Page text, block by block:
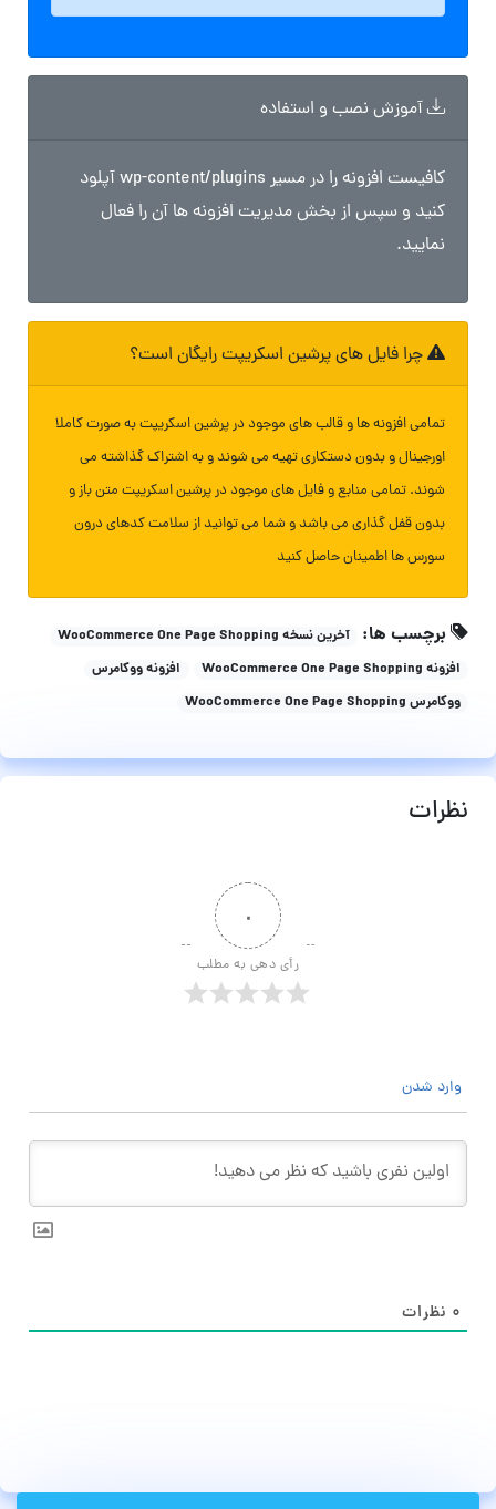
آموزش نصب و استفاده
کافیست افزونه را در مسیر wp-content/plugins آپلود
کنید و سپس از بخش مدیریت افزونه ها آن را فعال
نمایید.
چرا فایل های پرشین اسکریپت رایگان است؟
تمامی افزونه ها و قالب های موجود در پرشین اسکریپت به صورت کاملا
اورجینال و بدون دستکاری تهیه می شوند و به اشتراک گذاشته می
شوند. تمامی منابع و فایل های موجود در پرشین اسکریپت متن باز و
بدون قفل گذاری می باشد و شما می توانید از سلامت کدهای درون
سورس ها اطمینان حاصل کنید
برچسب ها:
آخرین نسخه WooCommerce One Page Shopping
افزونه WooCommerce One Page Shopping
افزونه ووکامرس
ووکامرس WooCommerce One Page Shopping
نظرات
۰
رأی دهی به مطلب
وارد شدن
۰ نظرات